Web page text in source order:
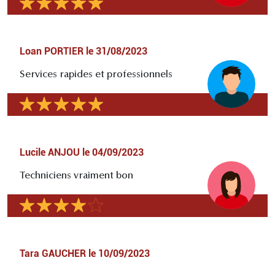
Loan PORTIER le 31/08/2023
Services rapides et professionnels
Lucile ANJOU le 04/09/2023
Techniciens vraiment bon
Tara GAUCHER le 10/09/2023